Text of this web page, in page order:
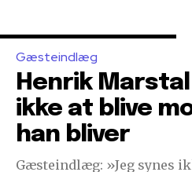
Gæsteindlæg
Henrik
ikke at blive
han bliver
Gæsteindlæg: »Jeg synes